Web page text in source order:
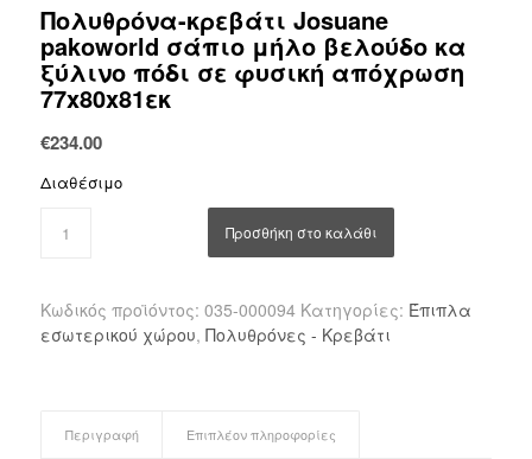
Πολυθρόνα-κρεβάτι Josuane
pakoworld σάπιο μήλο βελούδο κα
ξύλινο πόδι σε φυσική απόχρωση
77x80x81εκ
€234.00
Διαθέσιμο
Προσθήκη στο καλάθι
Κωδικός προϊόντος: 035-000094 Κατηγορίες: Έπιπλα
εσωτερικού χώρου, Πολυθρόνες - Κρεβάτι
Περιγραφή Επιπλέον πληροφορίες